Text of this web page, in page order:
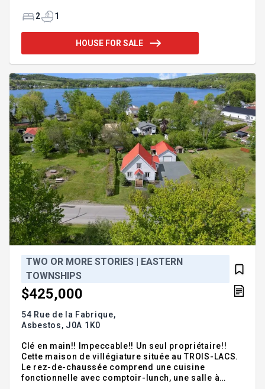
lumineux, plafond cathédral en latte de bois, deux
installations laveuse-sécheuse. À l'extérieur, un
terrain aménagé et bordé par un ruisseau, un patio,
Clé en main et rentable pour la location. Situé en
2 1
HOUSE FOR SALE
TWO OR MORE STORIES | EASTERN
TOWNSHIPS
$425,000
54 Rue de la Fabrique,
Asbestos, J0A 1K0
Clé en main!! Impeccable!! Un seul propriétaire!!
Cette maison de villégiature située au TROIS-LACS.
Le rez-de-chaussée comprend une cuisine
fonctionnelle avec comptoir-lunch, une salle à